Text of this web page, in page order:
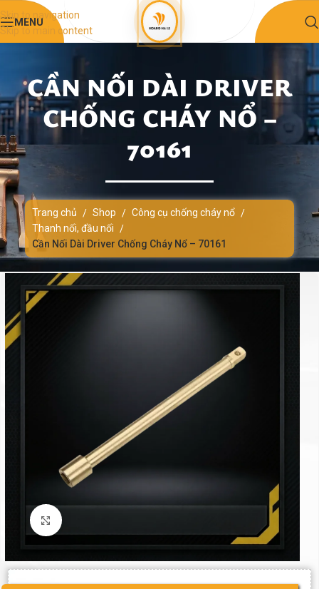
Skip to navigation
Skip to main content
MENU
CẦN NỐI DÀI DRIVER
CHỐNG CHÁY NỔ –
70161
Trang chủ / Shop / Công cụ chống cháy nổ /
Thanh nối, đầu nối /
Cần Nối Dài Driver Chống Cháy Nổ – 70161
Click to enlarge